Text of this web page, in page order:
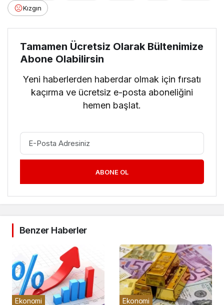
Kızgın
Tamamen Ücretsiz Olarak Bültenimize
Abone Olabilirsin
Yeni haberlerden haberdar olmak için fırsatı
kaçırma ve ücretsiz e-posta aboneliğini
hemen başlat.
ABONE OL
Benzer Haberler
Ekonomi Ekonomi